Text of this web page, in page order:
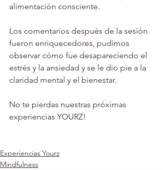
alimentación consciente.
Los comentarios después de la sesión
fueron enriquecedores, pudimos
observar cómo fue desapareciendo el
estrés y la ansiedad y se le dio pie a la
claridad mental y el bienestar.
No te pierdas nuestras próximas
experiencias YOURZ!
Experiencias Yourz
Mindfulness